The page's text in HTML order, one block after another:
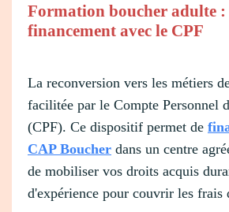
Formation boucher adulte
financement avec le CPF
La reconversion vers les métiers
facilitée par le Compte Personnel
(CPF). Ce dispositif permet de
CAP Boucher dans un centre
de mobiliser vos droits acquis
d'expérience pour couvrir les frais